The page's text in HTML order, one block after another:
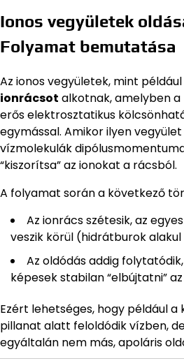
Ionos vegyületek
Folyamat bemutatása
Az ionos vegyületek, mint
ionrácsot alkotnak, amelyben
erős elektrosztatikus
egymással. Amikor ilyen
vízmolekulák
“kiszorítsa” az ionokat a rácsból.
A folyamat során a következő
Az ionrács szétesik, az
veszik körül (hidrátburok alakul
Az oldódás addig
képesek stabilan “elbújtatni”
Ezért lehetséges, hogy például a
pillanat alatt feloldódik vízben,
egyáltalán nem más, apoláris